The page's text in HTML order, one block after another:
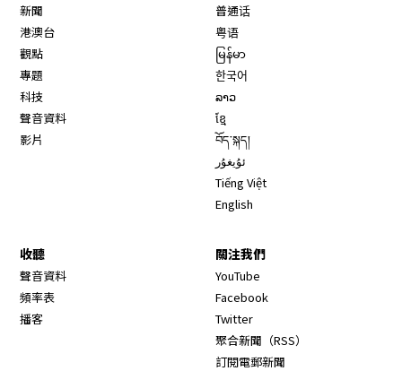
新聞
港澳台
觀點
專題
科技
聲音資料
影片
普通话
粤语
မြန်မာ
한국어
ລາວ
ខ្មែ
བོད་སྐད།
ئۇيغۇر
Tiếng Việt
English
收聽
聲音資料
頻率表
播客
關注我們
YouTube
Facebook
Twitter
聚合新聞（RSS）
訂閱電郵新聞